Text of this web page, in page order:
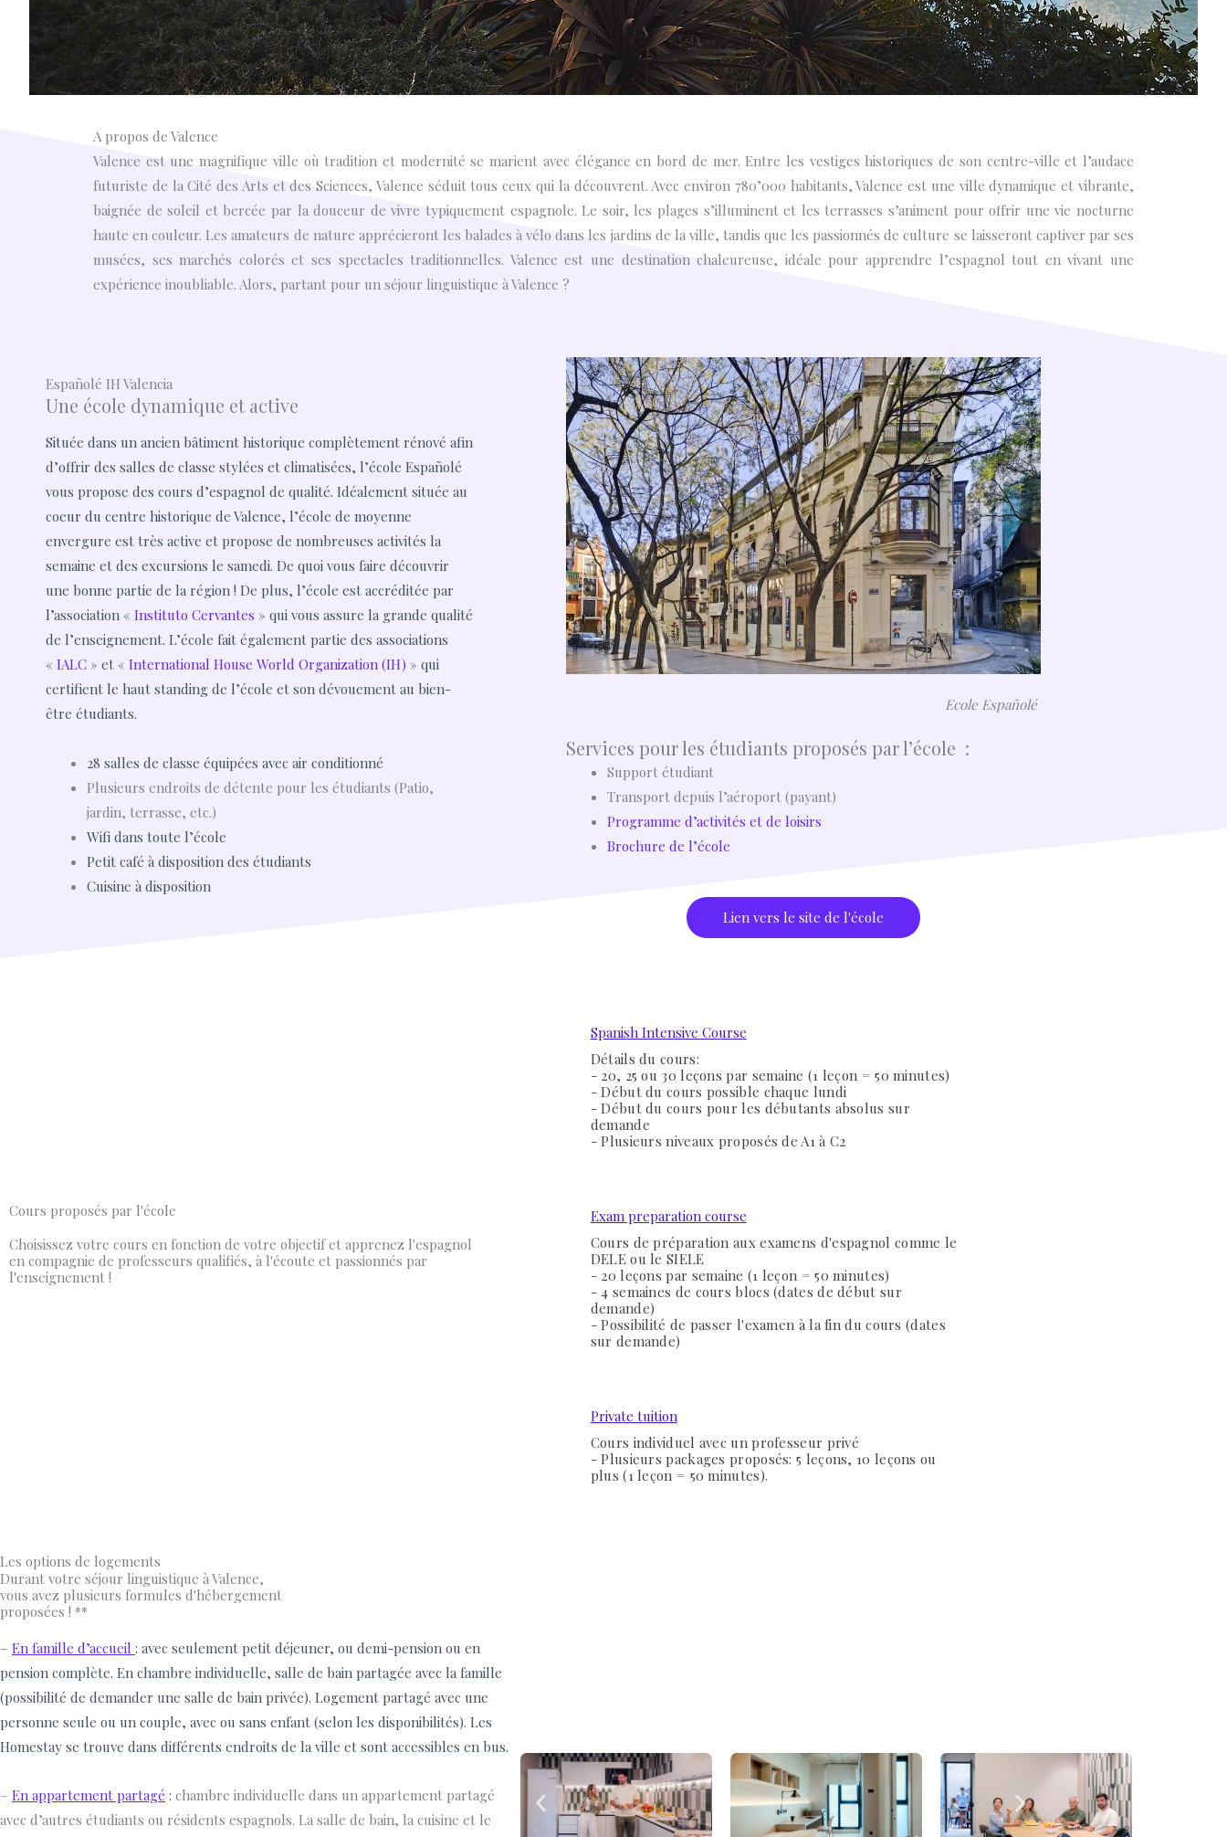
A propos de Valence
Valence est une magnifique ville où tradition et modernité se marient avec élégance en bord de mer. Entre les vestiges historiques de son centre-ville et l’audace
futuriste de la Cité des Arts et des Sciences, Valence séduit tous ceux qui la découvrent. Avec environ 780’000 habitants, Valence est une ville dynamique et vibrante,
baignée de soleil et bercée par la douceur de vivre typiquement espagnole. Le soir, les plages s’illuminent et les terrasses s’animent pour offrir une vie nocturne
haute en couleur. Les amateurs de nature apprécieront les balades à vélo dans les jardins de la ville, tandis que les passionnés de culture se laisseront captiver par ses
musées, ses marchés colorés et ses spectacles traditionnelles. Valence est une destination chaleureuse, idéale pour apprendre l’espagnol tout en vivant une
expérience inoubliable. Alors, partant pour un séjour linguistique à Valence ?
Españolé IH Valencia
Une école dynamique et active
Située dans un ancien bâtiment historique complètement rénové afin
d’offrir des salles de classe stylées et climatisées, l’école Españolé
vous propose des cours d’espagnol de qualité. Idéalement située au
coeur du centre historique de Valence, l’école de moyenne
envergure est très active et propose de nombreuses activités la
semaine et des excursions le samedi. De quoi vous faire découvrir
une bonne partie de la région ! De plus, l’école est accréditée par
l’association « Instituto Cervantes » qui vous assure la grande qualité
de l’enseignement. L’école fait également partie des associations
« IALC » et « International House World Organization (IH) » qui
certifient le haut standing de l’école et son dévouement au bien-
être étudiants.
28 salles de classe équipées avec air conditionné
Plusieurs endroits de détente pour les étudiants (Patio,
jardin, terrasse, etc.)
Wifi dans toute l’école
Petit café à disposition des étudiants
Cuisine à disposition
Ecole Españolé
Services pour les étudiants proposés par l’école :
Support étudiant
Transport depuis l’aéroport (payant)
Programme d’activités et de loisirs
Brochure de l’école
Lien vers le site de l'école
Cours proposés par l'école
Choisissez votre cours en fonction de votre objectif et apprenez l'espagnol
en compagnie de professeurs qualifiés, à l'écoute et passionnés par
l'enseignement !
Spanish Intensive Course
Détails du cours:
- 20, 25 ou 30 leçons par semaine (1 leçon = 50 minutes)
- Début du cours possible chaque lundi
- Début du cours pour les débutants absolus sur
demande
- Plusieurs niveaux proposés de A1 à C2
Exam preparation course
Cours de préparation aux examens d'espagnol comme le
DELE ou le SIELE
- 20 leçons par semaine (1 leçon = 50 minutes)
- 4 semaines de cours blocs (dates de début sur
demande)
- Possibilité de passer l'examen à la fin du cours (dates
sur demande)
Private tuition
Cours individuel avec un professeur privé
- Plusieurs packages proposés: 5 leçons, 10 leçons ou
plus (1 leçon = 50 minutes).
Les options de logements
Durant votre séjour linguistique à Valence,
vous avez plusieurs formules d'hébergement
proposées ! **
– En famille d’accueil : avec seulement petit déjeuner, ou demi-pension ou en
pension complète. En chambre individuelle, salle de bain partagée avec la famille
(possibilité de demander une salle de bain privée). Logement partagé avec une
personne seule ou un couple, avec ou sans enfant (selon les disponibilités). Les
Homestay se trouve dans différents endroits de la ville et sont accessibles en bus.
– En appartement partagé : chambre individuelle dans un appartement partagé
avec d’autres étudiants ou résidents espagnols. La salle de bain, la cuisine et le